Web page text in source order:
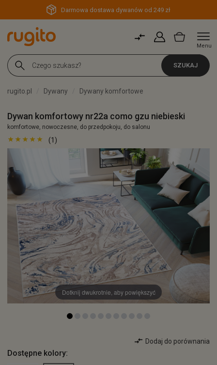
Darmowa dostawa dywanów od 249 zł
Menu
SZUKAJ
rugito.pl Dywany Dywany komfortowe
Dywan komfortowy nr22a como gzu niebieski
komfortowe, nowoczesne, do przedpokoju, do salonu
(1)
Dotknij dwukrotnie, aby powiększyć
Dodaj do porównania
Dostępne kolory: